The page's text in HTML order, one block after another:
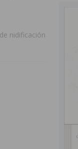
nidificación